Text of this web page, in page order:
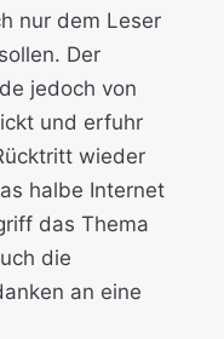
nur dem Leser
Der
jedoch von
und erfuhr
wieder
halbe Internet
das Thema
die
an eine